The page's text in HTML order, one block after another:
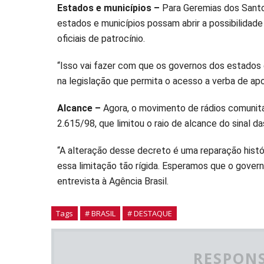
Estados e municípios – Para Geremias dos
estados e municípios possam abrir a
oficiais de patrocínio.
“Isso vai fazer com que os governos dos
na legislação que permita o acesso a verba de
Alcance – Agora, o movimento de rádios
2.615/98, que limitou o raio de alcance do sinal
“A alteração desse decreto é uma reparação
essa limitação tão rígida. Esperamos que o
entrevista à Agência Brasil.
Tags # BRASIL # DESTAQUE